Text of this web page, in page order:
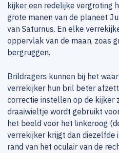
kijker een redelijke vergroting
grote manen van de planeet
van Saturnus. En elke
oppervlak van de maan, zoas
bergruggen.
Brildragers kunnen bij het
verrekijker hun bril beter
correctie instellen op de kijker
draaiwieltje wordt gebruikt
het beeld voor het linkeroog
verrekijker krijgt dan diezelfde
rand van het oculair van de